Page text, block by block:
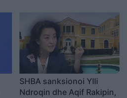
SHBA sanksionoi Ylli
Ndroqin dhe Aqif Rakipin,